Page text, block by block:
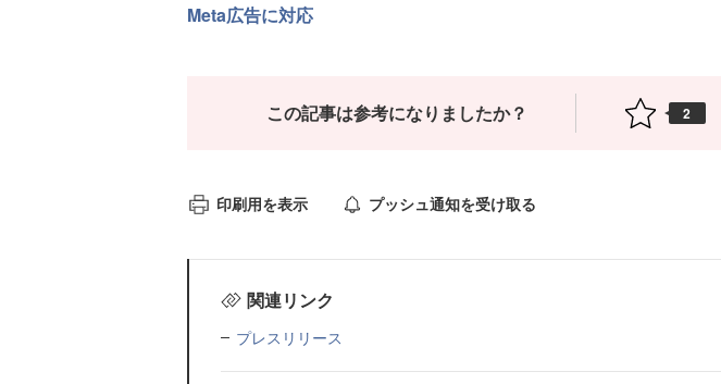
Meta広告に対応
この記事は参考になりましたか？ 2
印刷用を表示 プッシュ通知を受け取る
関連リンク
プレスリリース